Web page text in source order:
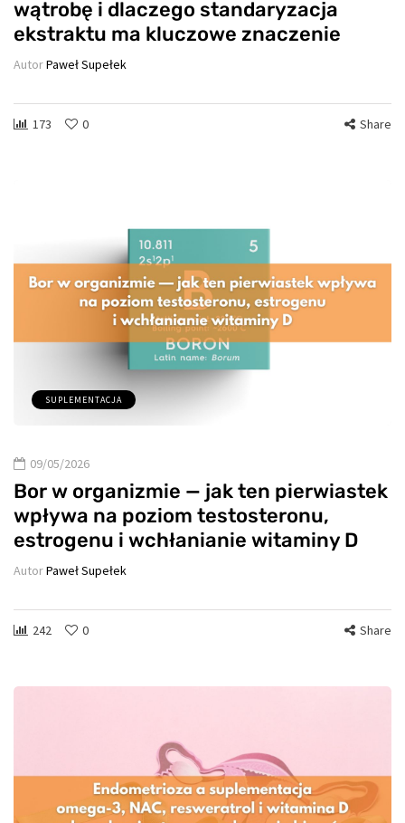
wątrobę i dlaczego standaryzacja
ekstraktu ma kluczowe znaczenie
AutorPaweł Supełek
173 0 Share
SUPLEMENTACJA
09/05/2026
Bor w organizmie — jak ten pierwiastek
wpływa na poziom testosteronu,
estrogenu i wchłanianie witaminy D
AutorPaweł Supełek
242 0 Share